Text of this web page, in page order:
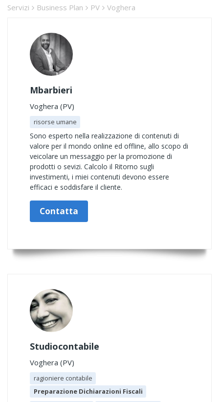
Servizi Business Plan PV Voghera
Mbarbieri
Voghera (PV)
risorse umane
Sono esperto nella realizzazione di contenuti di
valore per il mondo online ed offline, allo scopo di
veicolare un messaggio per la promozione di
prodotti o sevizi. Calcolo il Ritorno sugli
investimenti, i miei contenuti devono essere
efficaci e soddisfare il cliente.
Contatta
Studiocontabile
Voghera (PV)
ragioniere contabile
Preparazione Dichiarazioni Fiscali